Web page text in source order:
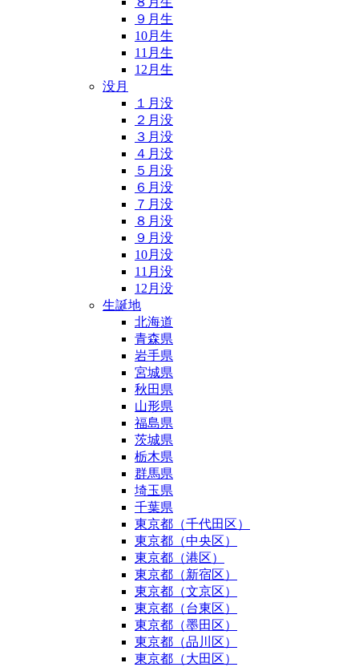
９月生
10月生
11月生
12月生
没月
１月没
２月没
３月没
４月没
５月没
６月没
７月没
８月没
９月没
10月没
11月没
12月没
生誕地
北海道
青森県
岩手県
宮城県
秋田県
山形県
福島県
茨城県
栃木県
群馬県
埼玉県
千葉県
東京都（千代田区）
東京都（中央区）
東京都（港区）
東京都（新宿区）
東京都（文京区）
東京都（台東区）
東京都（墨田区）
東京都（品川区）
東京都（大田区）